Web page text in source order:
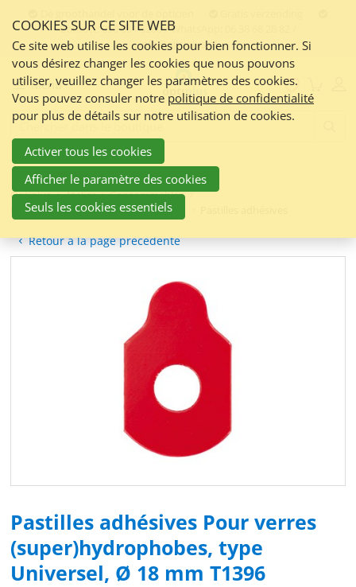
links
Aller
au
contenu
Jump
to
the
navigation
Contact: 050 551 5200 / WhatsApp: 06 38 68 28 82 /
info@optiplus.nl
Menu
Frontend
Optiplus Atelier
Consommables
Pastilles adhésives | Blocs de fixation
Retour à la page précédente
Pastilles adhésives Pour verres
(super)hydrophobes, type
Universel, Ø 18 mm T1396
COOKIES SUR CE SITE WEB
Ce site web utilise les cookies pour bien fonctionner. Si
vous désirez changer les cookies que nous pouvons
utiliser, veuillez changer les paramètres des cookies.
Vous pouvez consuler notre politique de confidentialité
pour plus de détails sur notre utilisation de cookies.
Activer tous les cookies
Afficher le paramètre des cookies
Seuls les cookies essentiels